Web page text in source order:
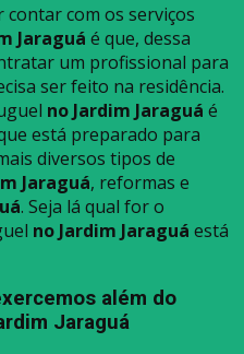
com os serviços
Jaraguá é que, dessa
um profissional para
ser feito na residência.
no Jardim Jaraguá é
está preparado para
diversos tipos de
Jaraguá, reformas e
. Seja lá qual for o
no Jardim Jaraguá está
além do
Jaraguá